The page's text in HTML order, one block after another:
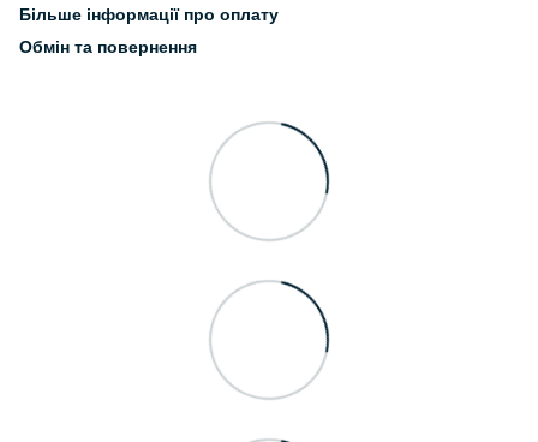
Більше інформації про оплату
Обмін та повернення